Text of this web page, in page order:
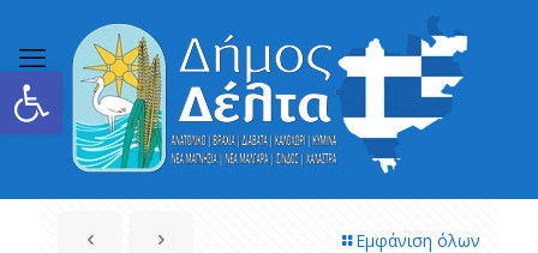
Ανοίξτε τη γραμμή εργαλείων
Εμφάνιση όλων